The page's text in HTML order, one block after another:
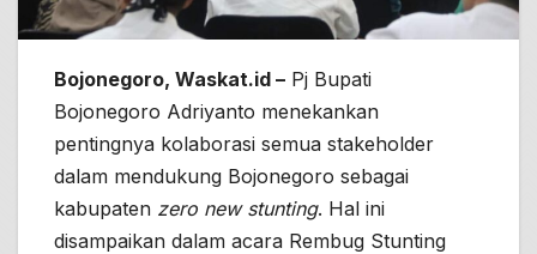
Bojonegoro, Waskat.id – Pj Bupati
Bojonegoro Adriyanto menekankan
pentingnya kolaborasi semua stakeholder
dalam mendukung Bojonegoro sebagai
kabupaten zero new stunting. Hal ini
disampaikan dalam acara Rembug Stunting